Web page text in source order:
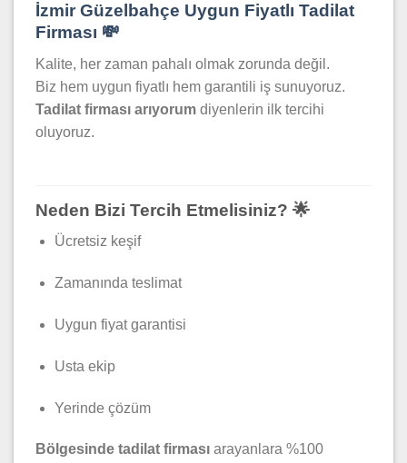
İzmir Güzelbahçe Uygun Fiyatlı Tadilat
Firması 💸
Kalite, her zaman pahalı olmak zorunda değil.
Biz hem uygun fiyatlı hem garantili iş sunuyoruz.
Tadilat firması arıyorum diyenlerin ilk tercihi
oluyoruz.
Neden Bizi Tercih Etmelisiniz? 🌟
Ücretsiz keşif
Zamanında teslimat
Uygun fiyat garantisi
Usta ekip
Yerinde çözüm
Bölgesinde tadilat firması arayanlara %100